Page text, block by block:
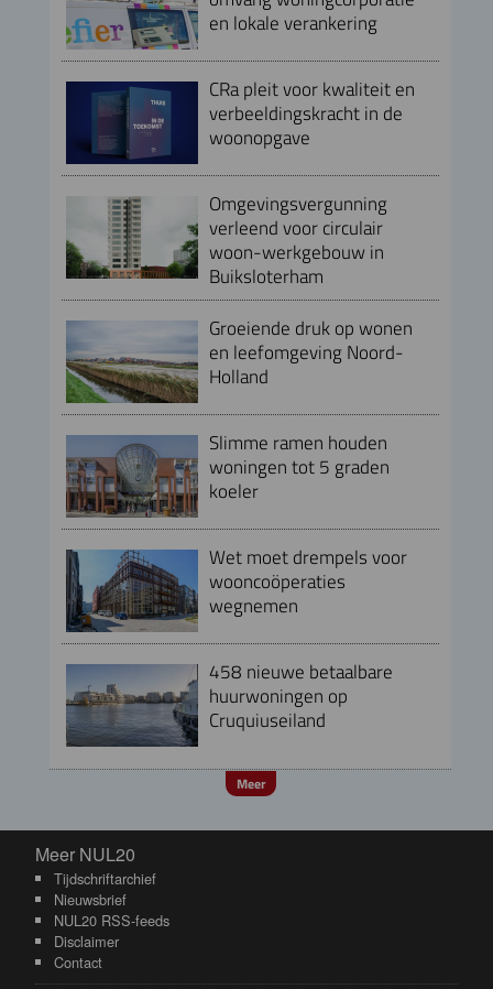
en lokale verankering
CRa pleit voor kwaliteit en
verbeeldingskracht in de
woonopgave
Omgevingsvergunning
verleend voor circulair
woon-werkgebouw in
Buiksloterham
Groeiende druk op wonen
en leefomgeving Noord-
Holland
Slimme ramen houden
woningen tot 5 graden
koeler
Wet moet drempels voor
wooncoöperaties
wegnemen
458 nieuwe betaalbare
huurwoningen op
Cruquiuseiland
Meer
Meer NUL20
Meer NUL20
Tijdschriftarchief
Nieuwsbrief
NUL20 RSS-feeds
Disclaimer
Contact